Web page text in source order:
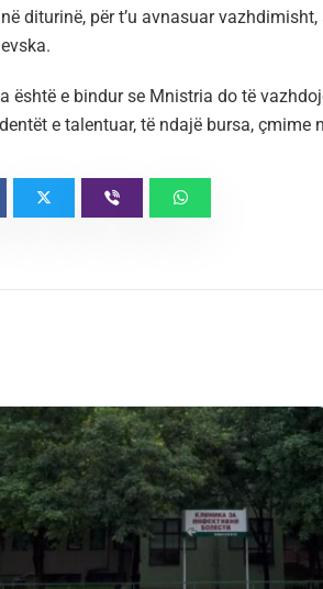
diturinë, për t’u avnasuar
është e bindur se Mnistria do të
e talentuar, të ndajë bursa, çmime